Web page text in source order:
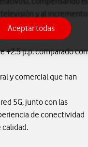
y al incremento
+2.5 p.p. comparado con
y comercial que han
5G, junto con las
de conectividad
calidad.
Aceptar todas